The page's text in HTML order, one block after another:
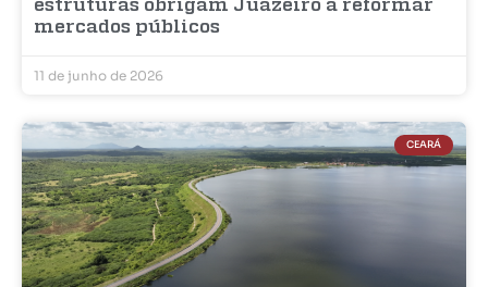
estruturas obrigam Juazeiro a reformar
mercados públicos
11 de junho de 2026
CEARÁ